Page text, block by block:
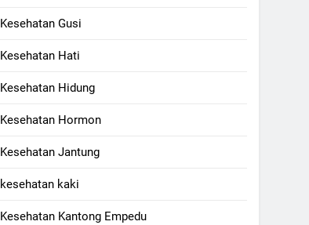
Kesehatan Gusi
Kesehatan Hati
Kesehatan Hidung
Kesehatan Hormon
Kesehatan Jantung
kesehatan kaki
Kesehatan Kantong Empedu